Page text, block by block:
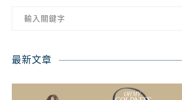
最新文章